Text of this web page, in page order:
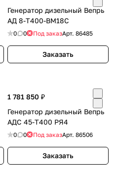
Генератор дизельный Вепрь
АД 8-Т400-ВМ18С
0 0 Под заказАрт. 86485
Заказать
1 781 850 ₽
Генератор дизельный Вепрь
АДС 45-Т400 РЯ4
0 0 Под заказАрт. 86506
Заказать